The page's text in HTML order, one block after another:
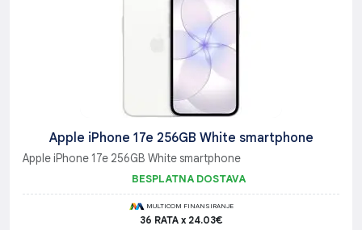
Apple iPhone 17e 256GB White smartphone
Apple iPhone 17e 256GB White smartphone
BESPLATNA DOSTAVA
MULTICOM FINANSIRANJE
36 RATA x 24.03€